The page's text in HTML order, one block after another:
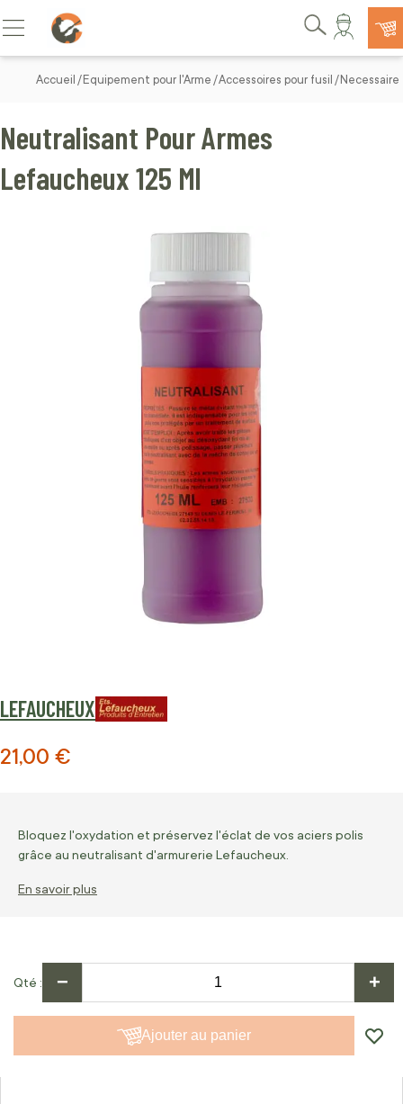
Allez au contenu
Basculer la navigation
Rechercher
Accueil Equipement pour l'Arme Accessoires pour fusil
LEFAUCHEUX
Neutralisant Pour Armes
Lefaucheux 125 Ml
21,00 €
Bloquez l'oxydation et préservez l'éclat de vos aciers polis
grâce au neutralisant d'armurerie Lefaucheux.
En savoir plus
Qté − +
Ajouter au panier